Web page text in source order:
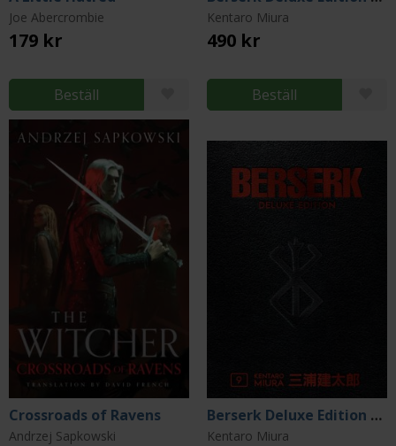
Joe Abercrombie
179 kr
Beställ
Kentaro Miura
490 kr
Beställ
Crossroads of Ravens
Andrzej Sapkowski
Berserk Deluxe Edition Vol 9
Kentaro Miura